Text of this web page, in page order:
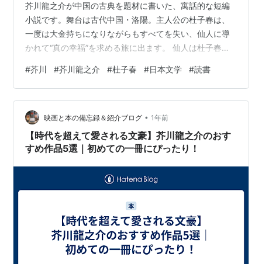
芥川龍之介が中国の古典を題材に書いた、寓話的な短編
小説です。舞台は古代中国・洛陽。主人公の杜子春は、
一度は大金持ちになりながらもすべてを失い、仙人に導
かれて“真の幸福”を求める旅に出ます。 仙人は杜子春
杜子春はどんな苦しみにも耐え、言葉を発しません。刀
で切られても、地獄に落とされても黙り続けます。とこ
ろが最後に、目の前で両親が責め苦を受ける幻影を見せ
られたとき、彼は思わず叫んでしまうのです。 この瞬
間、仙人は笑いながら試練の終わりを告げます。「人間
らしさ」とは、自分よりも他人を思いやる心——…
#芥川 #芥川龍之介 #杜子春 #日本文学 #読書
映画と本の備忘録＆紹介ブログ • 1年前
【時代を超えて愛される文豪】芥川龍之介のおす
すめ作品5選｜初めての一冊にぴったり！